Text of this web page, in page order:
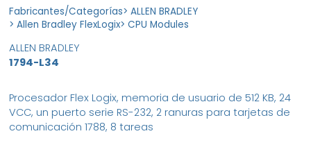
Fabricantes/Categorías> ALLEN BRADLEY
> Allen Bradley FlexLogix> CPU Modules
ALLEN BRADLEY
1794-L34
Procesador Flex Logix, memoria de usuario de 512 KB, 24
VCC, un puerto serie RS-232, 2 ranuras para tarjetas de
comunicación 1788, 8 tareas